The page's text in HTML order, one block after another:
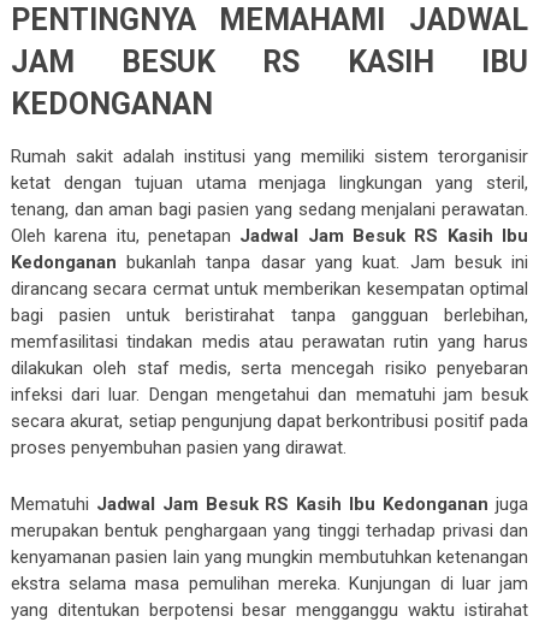
PENTINGNYA MEMAHAMI JADWAL
JAM BESUK RS KASIH IBU
KEDONGANAN
Rumah sakit adalah institusi yang memiliki sistem terorganisir
ketat dengan tujuan utama menjaga lingkungan yang steril,
tenang, dan aman bagi pasien yang sedang menjalani perawatan.
Oleh karena itu, penetapan Jadwal Jam Besuk RS Kasih Ibu
Kedonganan bukanlah tanpa dasar yang kuat. Jam besuk ini
dirancang secara cermat untuk memberikan kesempatan optimal
bagi pasien untuk beristirahat tanpa gangguan berlebihan,
memfasilitasi tindakan medis atau perawatan rutin yang harus
dilakukan oleh staf medis, serta mencegah risiko penyebaran
infeksi dari luar. Dengan mengetahui dan mematuhi jam besuk
secara akurat, setiap pengunjung dapat berkontribusi positif pada
proses penyembuhan pasien yang dirawat.
Mematuhi Jadwal Jam Besuk RS Kasih Ibu Kedonganan juga
merupakan bentuk penghargaan yang tinggi terhadap privasi dan
kenyamanan pasien lain yang mungkin membutuhkan ketenangan
ekstra selama masa pemulihan mereka. Kunjungan di luar jam
yang ditentukan berpotensi besar mengganggu waktu istirahat